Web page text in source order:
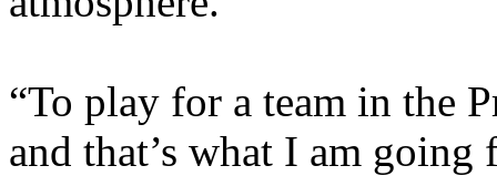
“To play for a team in the
and that’s what I am going